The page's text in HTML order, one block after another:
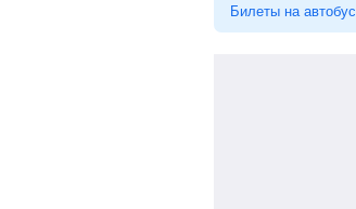
Билеты на автобус